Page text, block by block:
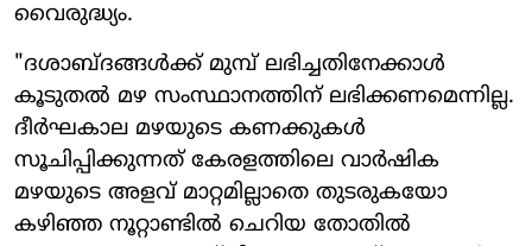
വൈരുദ്ധ്യം.
"ദശാബ്ദങ്ങൾക്ക് മുമ്പ് ലഭിച്ചതിനേക്കാൾ
കൂടുതൽ മഴ സംസ്ഥാനത്തിന് ലഭിക്കണമെന്നില്ല.
ദീർഘകാല മഴയുടെ കണക്കുകൾ
സൂചിപ്പിക്കുന്നത് കേരളത്തിലെ വാർഷിക
മഴയുടെ അളവ് മാറ്റമില്ലാതെ തുടരുകയോ
കഴിഞ്ഞ നൂറ്റാണ്ടിൽ ചെറിയ തോതിൽ